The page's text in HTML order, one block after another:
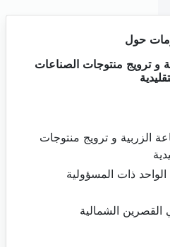
حول
و ترويج منتوجات الصناعات
الزربية و ترويج منتوجات
ذات المسؤولية